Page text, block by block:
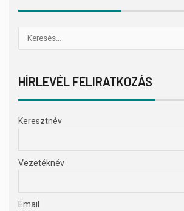
HÍRLEVÉL FELIRATKOZÁS
Keresztnév
Vezetéknév
Email